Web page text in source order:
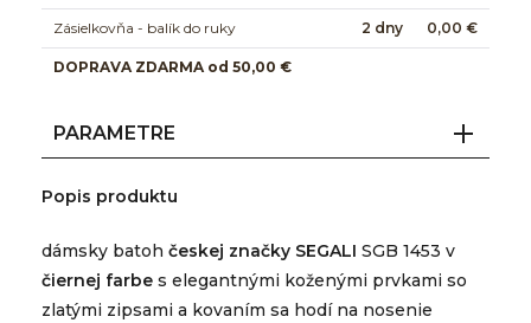
Zásielkovňa - balík do ruky 2 dny 0,00 €
DOPRAVA ZDARMA od 50,00 €
PARAMETRE
Popis produktu
dámsky batoh českej značky SEGALI SGB 1453 v
čiernej farbe s elegantnými koženými prvkami so
zlatými zipsami a kovaním sa hodí na nosenie